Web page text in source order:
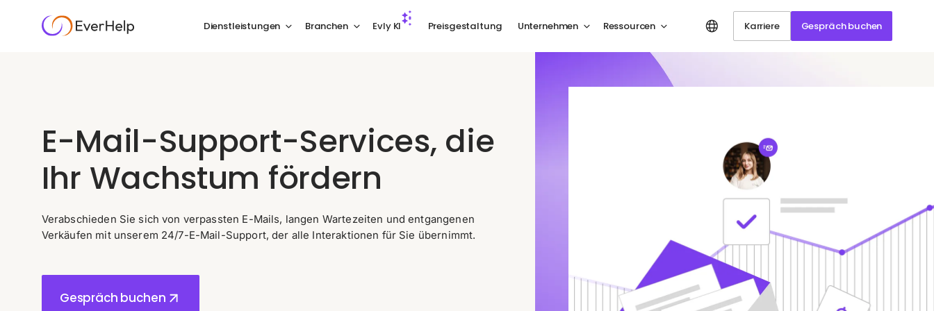
Dienstleistungen Branchen Evly KI Preisgestaltung Unternehmen Ressourcen Karriere Gespräch buchen
E-Mail-Support-Services, die
Ihr Wachstum fördern
Verabschieden Sie sich von verpassten E-Mails, langen Wartezeiten und entgangenen
Verkäufen mit unserem 24/7-E-Mail-Support, der alle Interaktionen für Sie übernimmt.
Gespräch buchen